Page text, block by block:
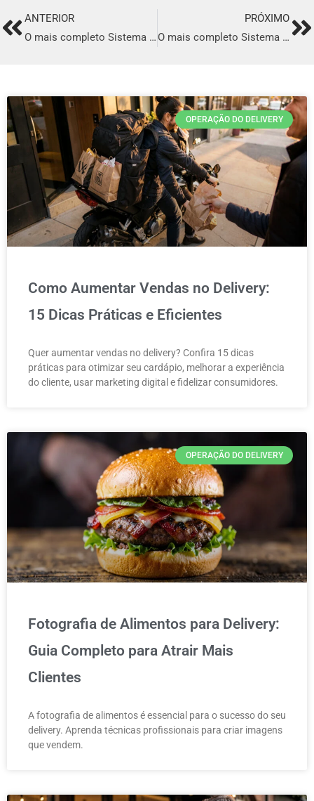
PrevANTERIOR
O mais completo Sistema para Delivery em Cianorte
PRÓXIMO
O mais completo Sistema para Delivery em Russas
OPERAÇÃO DO DELIVERY
Como Aumentar Vendas no Delivery:
15 Dicas Práticas e Eficientes
Quer aumentar vendas no delivery? Confira 15 dicas
práticas para otimizar seu cardápio, melhorar a experiência
do cliente, usar marketing digital e fidelizar consumidores.
OPERAÇÃO DO DELIVERY
Fotografia de Alimentos para Delivery:
Guia Completo para Atrair Mais
Clientes
A fotografia de alimentos é essencial para o sucesso do seu
delivery. Aprenda técnicas profissionais para criar imagens
que vendem.